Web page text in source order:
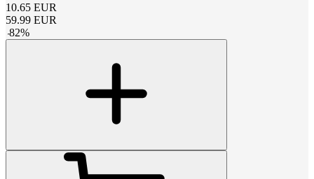
10.65 EUR
59.99 EUR
-82%